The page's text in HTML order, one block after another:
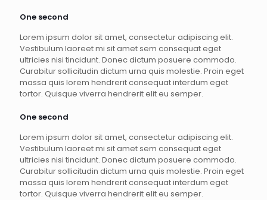
One second
Lorem ipsum dolor sit amet, consectetur adipiscing elit.
Vestibulum laoreet mi sit amet sem consequat eget
ultricies nisi tincidunt. Donec dictum posuere commodo.
Curabitur sollicitudin dictum urna quis molestie. Proin eget
massa quis lorem hendrerit consequat interdum eget
tortor. Quisque viverra hendrerit elit eu semper.
One second
Lorem ipsum dolor sit amet, consectetur adipiscing elit.
Vestibulum laoreet mi sit amet sem consequat eget
ultricies nisi tincidunt. Donec dictum posuere commodo.
Curabitur sollicitudin dictum urna quis molestie. Proin eget
massa quis lorem hendrerit consequat interdum eget
tortor. Quisque viverra hendrerit elit eu semper.